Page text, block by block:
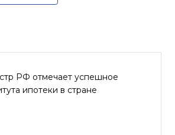
РФ отмечает успешное
ипотеки в стране